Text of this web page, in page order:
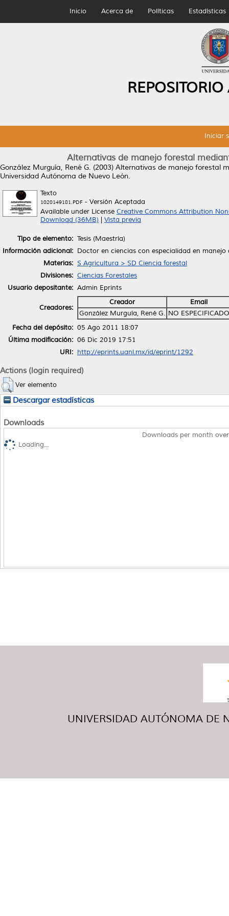
Inicio Acerca de Políticas Estadísticas
Iniciar
Alternativas de manejo forestal
González Murguía, René G. (2003) Alternativas de manejo forestal
Universidad Autónoma de Nuevo León.
Texto
1020149181.PDF - Versión Aceptada
Available under License Creative Commons Attribution
Download (36MB)
Vista previa
Tipo de elemento: Tesis (Maestría)
Información adicional: Doctor en ciencias con especialidad en manejo
Materias: S Agricultura > SD Ciencia forestal
Divisiones: Ciencias Forestales
Usuario depositante: Admin Eprints
Creadores:
Creador
Email
González Murguía, René G. NO ESPECIFICADO
Fecha del depósito: 05 Ago 2011 18:07
Última modificación: 06 Dic 2019 17:51
URI: http://eprints.uanl.mx/id/eprint/1292
Actions (login required)
Ver elemento
Descargar estadísticas
Downloads
Downloads per month
Loading...
UNIVERSIDAD AUTÓNOMA DE